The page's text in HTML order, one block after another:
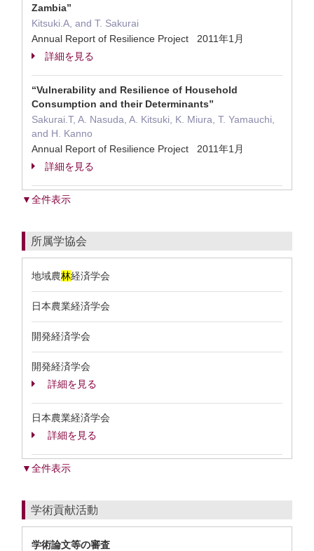
Zambia”
Kitsuki.A, and T. Sakurai
Annual Report of Resilience Project 2011年1月
詳細を見る
“Vulnerability and Resilience of Household
Consumption and their Determinants”
Sakurai.T, A. Nasuda, A. Kitsuki, K. Miura, T. Yamauchi,
and H. Kanno
Annual Report of Resilience Project 2011年1月
詳細を見る
▼全件表示
所属学協会
地域農林経済学会
日本農業経済学会
開発経済学会
開発経済学会
詳細を見る
日本農業経済学会
詳細を見る
▼全件表示
学術貢献活動
学術論文等の審査